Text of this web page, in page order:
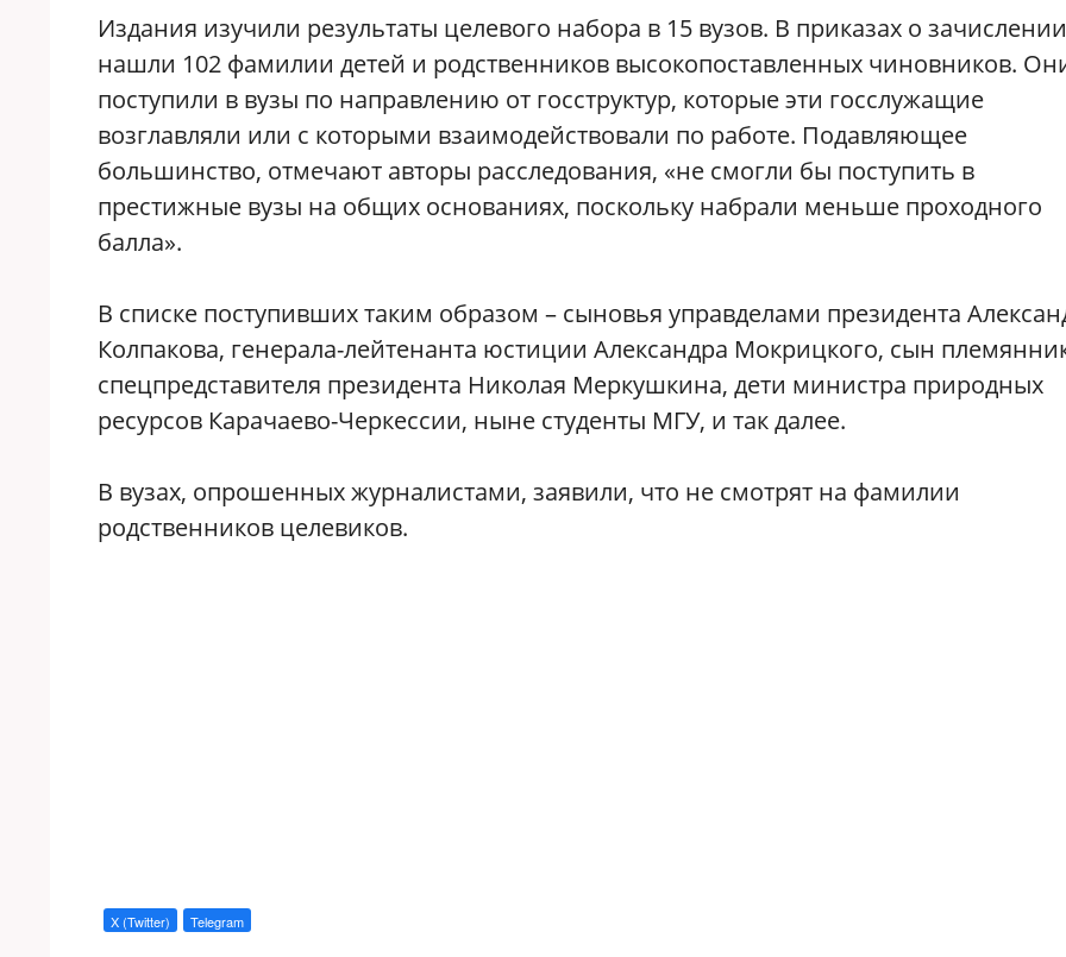
Издания изучили результаты целевого набора в 15 вузов. В приказах о зачислении
нашли 102 фамилии детей и родственников высокопоставленных чиновников.
поступили в вузы по направлению от госструктур, которые эти госслужащие
возглавляли или с которыми взаимодействовали по работе. Подавляющее
большинство, отмечают авторы расследования, «не смогли бы поступить в
престижные вузы на общих основаниях, поскольку набрали меньше проходного
балла».
В списке поступивших таким образом – сыновья управделами президента
Колпакова, генерала-лейтенанта юстиции Александра Мокрицкого, сын
спецпредставителя президента Николая Меркушкина, дети министра природных
ресурсов Карачаево-Черкессии, ныне студенты МГУ, и так далее.
В вузах, опрошенных журналистами, заявили, что не смотрят на фамилии
родственников целевиков.
X (Twitter) Telegram